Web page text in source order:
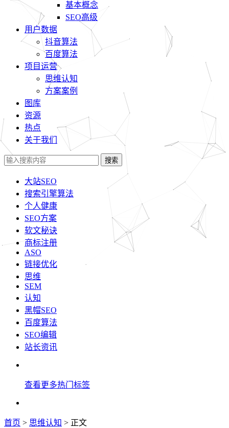
基本概念
SEO高级
用户数据
抖音算法
百度算法
项目运营
思维认知
方案案例
图库
资源
热点
关于我们
搜索
大站SEO
搜索引擎算法
个人健康
SEO方案
软文秘诀
商标注册
ASO
链接优化
思维
SEM
认知
黑帽SEO
百度算法
SEO编辑
站长资讯
查看更多热门标签
首页 > 思维认知 > 正文